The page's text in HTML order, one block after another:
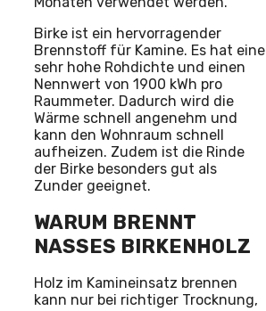
Birke ist ein hervorragender
Brennstoff für Kamine. Es hat eine
sehr hohe Rohdichte und einen
Nennwert von 1900 kWh pro
Raummeter. Dadurch wird die
Wärme schnell angenehm und
kann den Wohnraum schnell
aufheizen. Zudem ist die Rinde
der Birke besonders gut als
Zunder geeignet.
WARUM BRENNT
NASSES BIRKENHOLZ
Holz im Kamineinsatz brennen
kann nur bei richtiger Trocknung,